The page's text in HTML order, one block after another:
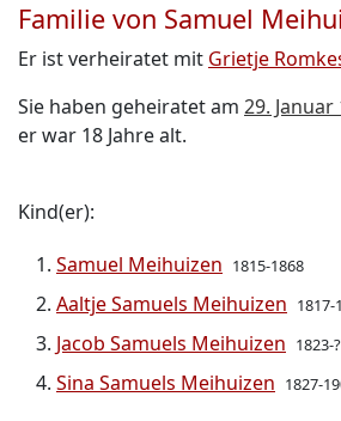
Familie von Samuel
Er ist verheiratet mit Grietje
Sie haben geheiratet am 29. Januar
er war 18 Jahre alt.
Kind(er):
Samuel Meihuizen 1815-1868
Aaltje Samuels Meihuizen 1817-
Jacob Samuels Meihuizen 1823-
Sina Samuels Meihuizen 1827-